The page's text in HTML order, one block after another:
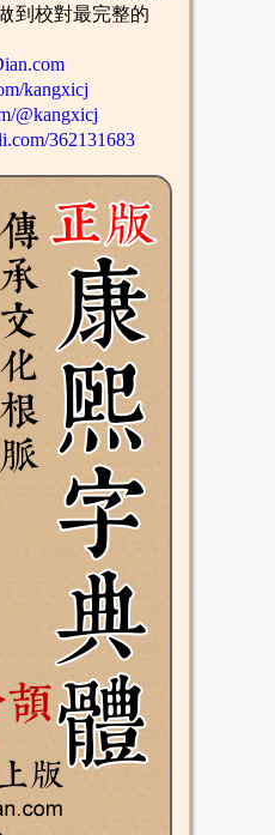
到校對最完整的
kangxicj
@kangxicj
362131683